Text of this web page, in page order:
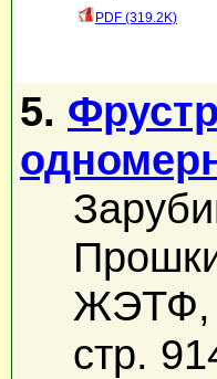
PDF (319.2K)
5.
ЖЭТФ,
стр.